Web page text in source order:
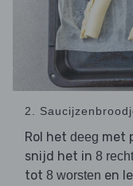
2.
Rol het deeg met
snijd het in 8
tot 8 worsten en